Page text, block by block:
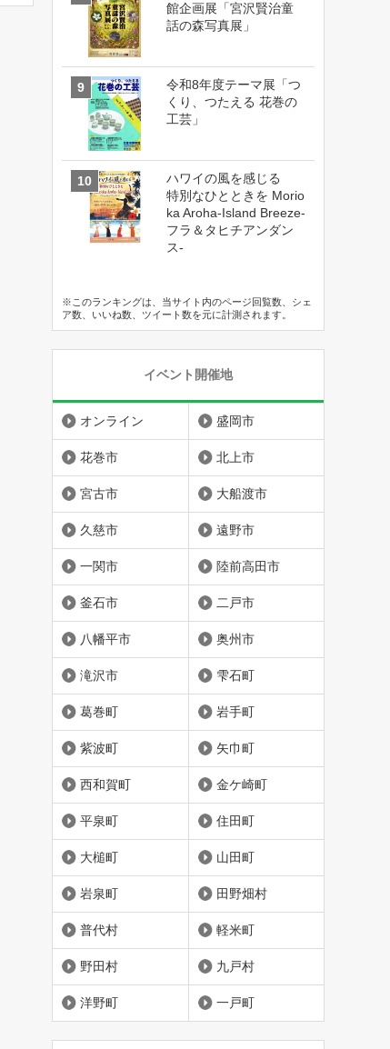
館企画展「宮沢賢治童
話の森写真展」
令和8年度テーマ展「つ
くり、つたえる 花巻の
工芸」
ハワイの風を感じる
特別なひとときを Morio
ka Aroha-Island Breeze-
フラ＆タヒチアンダン
ス-
※このランキングは、当サイト内のページ回覧数、シェ
ア数、いいね数、ツイート数を元に計測されます。
イベント開催地
オンライン 盛岡市
花巻市 北上市
宮古市 大船渡市
久慈市 遠野市
一関市 陸前高田市
釜石市 二戸市
八幡平市 奥州市
滝沢市 雫石町
葛巻町 岩手町
紫波町 矢巾町
西和賀町 金ケ崎町
平泉町 住田町
大槌町 山田町
岩泉町 田野畑村
普代村 軽米町
野田村 九戸村
洋野町 一戸町